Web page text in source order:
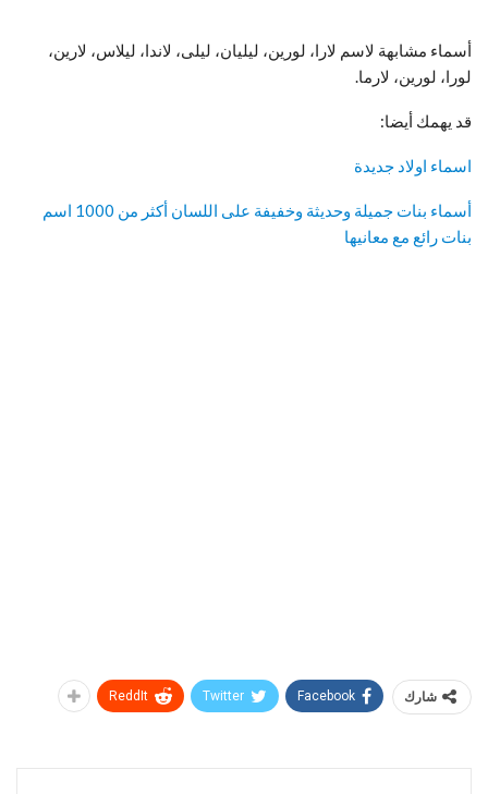
أسماء مشابهة لاسم لارا، لورين، ليليان، ليلى، لاندا، ليلاس، لارين،
لورا، لورين، لارما.
قد يهمك أيضا:
اسماء اولاد جديدة
أسماء بنات جميلة وحديثة وخفيفة على اللسان أكثر من 1000 اسم
بنات رائع مع معانيها
شارك Facebook
Twitter
ReddIt